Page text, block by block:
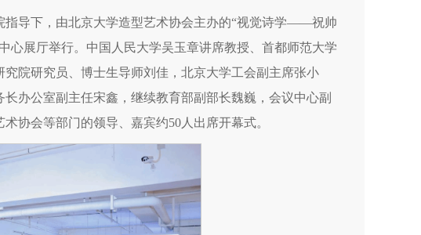
指导下，由北京大学造型艺术协会主办的“视觉诗学——祝帅
心展厅举行。中国人民大学吴玉章讲席教授、首都师范大学
院研究员、博士生导师刘佳，北京大学工会副主席张小
办公室副主任宋鑫，继续教育部副部长魏巍，会议中心副
协会等部门的领导、嘉宾约50人出席开幕式。